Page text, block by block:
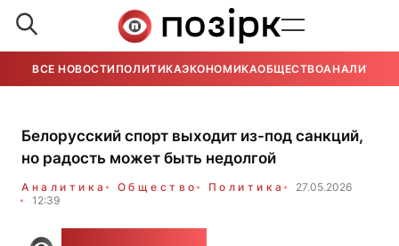
ВСЕ НОВОСТИ ПОЛИТИКАЭКОНОМИКАОБЩЕСТВОАНАЛИТИКА
Белорусский спорт выходит из-под санкций,
но радость может быть недолгой
Аналитика Общество Политика
27.05.2026
12:39